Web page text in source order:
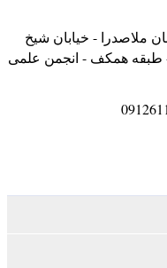
ملاصدرا - خیابان شیخ
شمالی - کوچه شهانقی- پلاک ۱۲ - طبقه همکف - انجمن علمی